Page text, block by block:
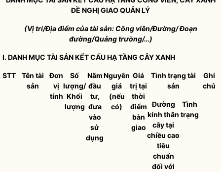
ĐỀ NGHỊ GIAO QUẢN LÝ
(Vị trí/Địa điểm của tài sản: Công viên/Đường/ Đoạn
đường/Quảng trường/…)
I. DANH MỤC TÀI SẢN KẾT CẤU HẠ TẦNG CÂY XANH
STT
Tên tài
sản
Đơn
vị
tính
Số
lượng/
Khối
lượng
Năm
đầu
tư,
đưa
vào
sử
dụng
Nguyên
giá
(nếu
có)
Giá
trị tại
thời
điểm
bàn
giao
Tình trạng tài
sản
Ghi
chú
Đường
kính thân
cây tại
chiều cao
tiêu
chuẩn
đối với
Tình
trạng